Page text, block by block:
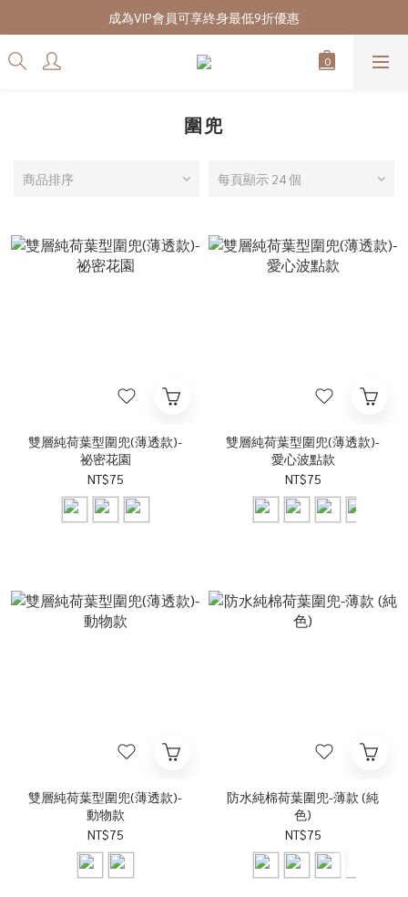
7/28-8/20 CUBi 收藏季全館買二送一
成為VIP會員可享終身最低9折優惠
7/28-8/20 CUBi 收藏季全館買二送一
圍兜
商品排序 每頁顯示 24 個
雙層純荷葉型圍兜(薄透款)-
祕密花園
NT$75
雙層純荷葉型圍兜(薄透款)-
愛心波點款
NT$75
雙層純荷葉型圍兜(薄透款)-
動物款
NT$75
防水純棉荷葉圍兜-薄款 (純
色)
NT$75